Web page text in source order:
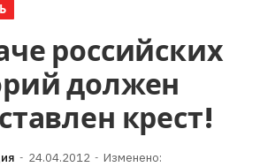
российских
должен
крест!
24.04.2012
Изменено: